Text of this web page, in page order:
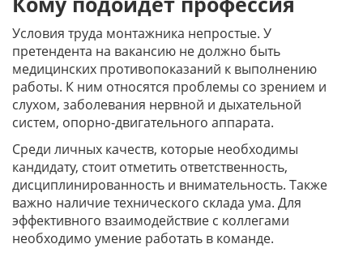
Условия труда монтажника непростые. У
претендента на вакансию не должно быть
медицинских противопоказаний к выполнению
работы. К ним относятся проблемы со зрением и
слухом, заболевания нервной и дыхательной
систем, опорно-двигательного аппарата.
Среди личных качеств, которые необходимы
кандидату, стоит отметить ответственность,
дисциплинированность и внимательность. Также
важно наличие технического склада ума. Для
эффективного взаимодействие с коллегами
необходимо умение работать в команде.